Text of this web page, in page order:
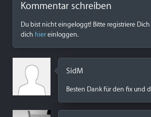
Kommentar schreiben
Du bist nicht eingeloggt! Bitte registriere Dich
dich hiereinloggen.
SidM
Besten Dank für den fix und